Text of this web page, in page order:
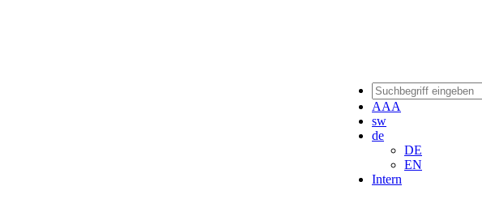
AAA
sw
de
DE
EN
Intern